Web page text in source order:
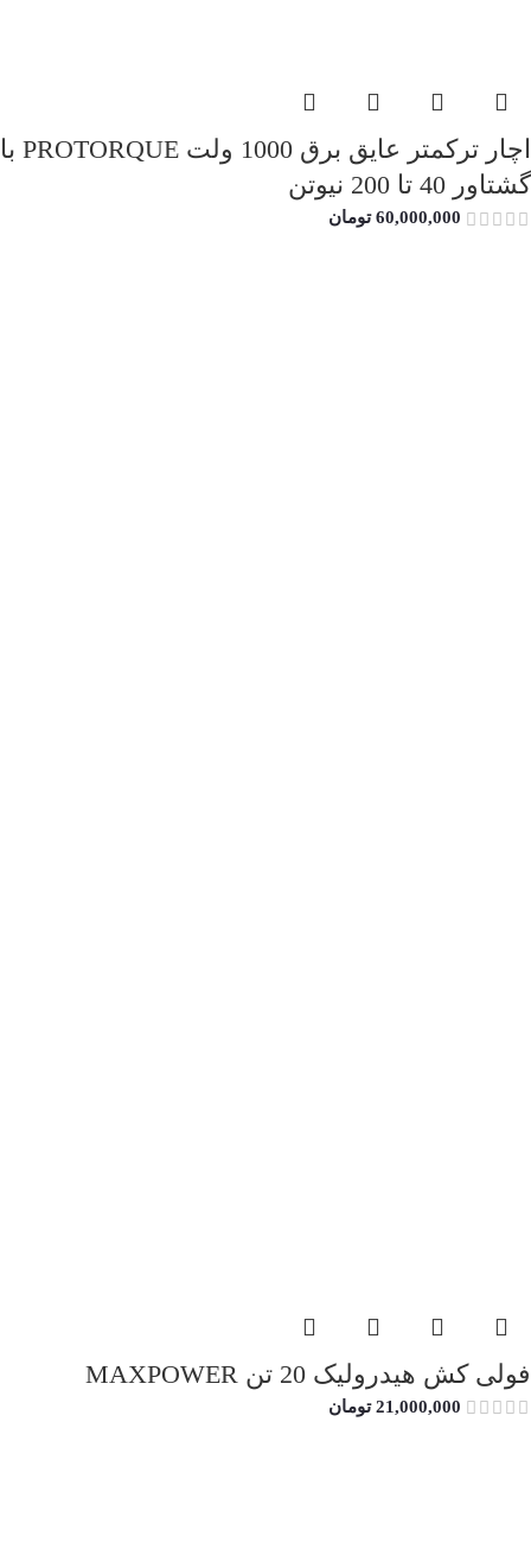
اچار ترکمتر عایق برق 1000 ولت PROTORQUE با
گشتاور 40 تا 200 نیوتن
60,000,000 تومان
فولی کش هیدرولیک 20 تن MAXPOWER
21,000,000 تومان